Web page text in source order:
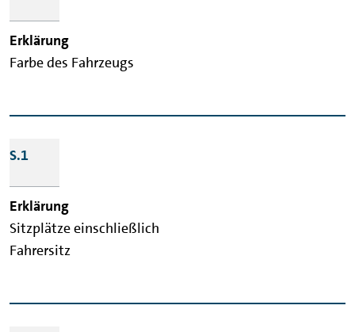
Farbe des Fahrzeugs
S.1
Sitzplätze einschließlich
Fahrersitz